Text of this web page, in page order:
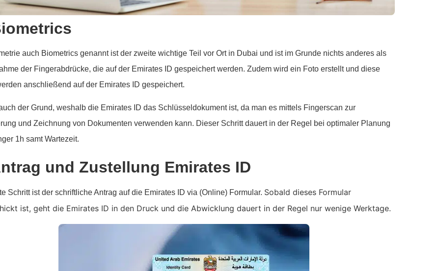
auch Biometrics genannt ist der zweite wichtige Teil vor Ort in Dubai und ist im Grunde nichts anderes als
der Fingerabdrücke, die auf der Emirates ID gespeichert werden. Zudem wird ein Foto erstellt und diese
anschließend auf der Emirates ID gespeichert.
der Grund, weshalb die Emirates ID das Schlüsseldokument ist, da man es mittels Fingerscan zur
und Zeichnung von Dokumenten verwenden kann. Dieser Schritt dauert in der Regel bei optimaler Planung
1h samt Wartezeit.
und Zustellung Emirates ID
Schritt ist der schriftliche Antrag auf die Emirates ID via (Online) Formular. Sobald dieses Formular
ist, geht die Emirates ID in den Druck und die Abwicklung dauert in der Regel nur wenige Werktage.